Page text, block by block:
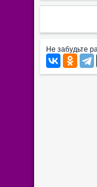
Не забудьте